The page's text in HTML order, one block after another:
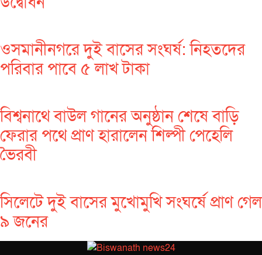
ওসমানীনগরে দুই বাসের সংঘর্ষ: নিহতদের
পরিবার পাবে ৫ লাখ টাকা
বিশ্বনাথে বাউল গানের অনুষ্ঠান শেষে বাড়ি
ফেরার পথে প্রাণ হারালেন শিল্পী পেহেলি
ভৈরবী
সিলেটে দুই বাসের মুখোমুখি সংঘর্ষে প্রাণ গেল
৯ জনের